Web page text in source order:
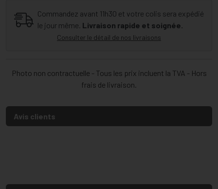
Commandez avant 11h30 et votre colis sera expédié
le jour même. Livraison rapide et soignée.
Consulter le détail de nos livraisons
Photo non contractuelle - Tous les prix incluent la TVA - Hors
frais de livraison.
Avis clients